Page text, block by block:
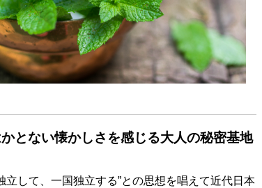
とない懐かしさを感じる大人の秘密基地
立して、一国独立する”との思想を唱えて近代日本